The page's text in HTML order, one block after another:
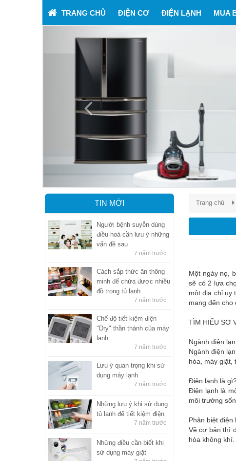
TRANG CHỦ ĐIỆN CƠ ĐIỆN LẠNH MUA
Trang chủ
Một ngày nọ,
sẽ có 2 lựa
một địa chỉ uy
mang đến cho
TÌM HIỂU SƠ
Ngành điện
Ngành điện
hòa, máy giặt,
Điện lạnh là
Điện lạnh là
môi trường
Phân biệt điện
Về cơ bản thì
hòa không
TIN MỚI
Người bệnh suyễn dùng
điều hoà cần lưu ý những
vấn đề sau
7 năm trước
Cách sắp thức ăn thông
minh để chứa được nhiều
đồ trong tủ lạnh
7 năm trước
Chế độ tiết kiệm điện
"Dry" thần thánh của máy
lạnh
7 năm trước
Lưu ý quan trọng khi sử
dụng máy lạnh
7 năm trước
Những lưu ý khi sử dụng
tủ lạnh để tiết kiệm điện
7 năm trước
Những điều cần biết khi
sử dụng máy giặt